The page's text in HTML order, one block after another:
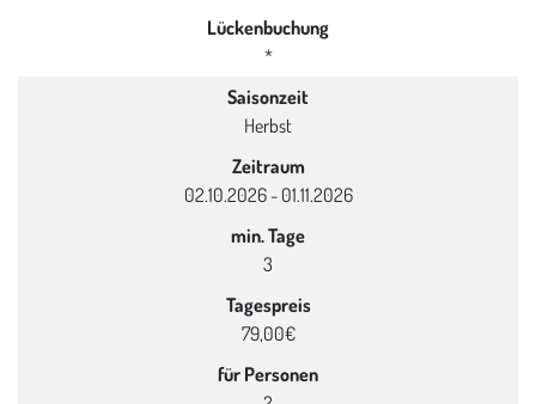
Lückenbuchung
*
Saisonzeit
Herbst
Zeitraum
02.10.2026 - 01.11.2026
min. Tage
3
Tagespreis
79,00€
für Personen